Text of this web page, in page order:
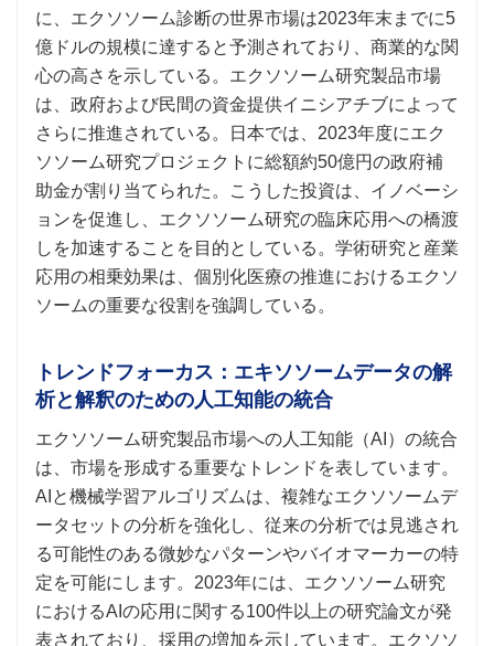
に、エクソソーム診断の世界市場は2023年末までに5
億ドルの規模に達すると予測されており、商業的な関
心の高さを示している。エクソソーム研究製品市場
は、政府および民間の資金提供イニシアチブによって
さらに推進されている。日本では、2023年度にエク
ソソーム研究プロジェクトに総額約50億円の政府補
助金が割り当てられた。こうした投資は、イノベーシ
ョンを促進し、エクソソーム研究の臨床応用への橋渡
しを加速することを目的としている。学術研究と産業
応用の相乗効果は、個別化医療の推進におけるエクソ
ソームの重要な役割を強調している。
トレンドフォーカス：エキソソームデータの解
析と解釈のための人工知能の統合
エクソソーム研究製品市場への人工知能（AI）の統合
は、市場を形成する重要なトレンドを表しています。
AIと機械学習アルゴリズムは、複雑なエクソソームデ
ータセットの分析を強化し、従来の分析では見逃され
る可能性のある微妙なパターンやバイオマーカーの特
定を可能にします。2023年には、エクソソーム研究
におけるAIの応用に関する100件以上の研究論文が発
表されており、採用の増加を示しています。エクソソ